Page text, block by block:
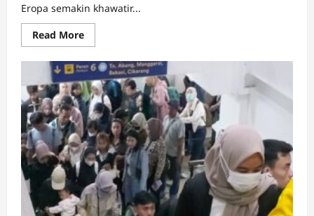
Eropa semakin khawatir...
Read MoreRead
more
Perang
Iran
Belum
Ada
Sinyal
Berakhir,
Ketegangan
Ekonomi
dan
Politik
Terus
Memanas
di
Eropa